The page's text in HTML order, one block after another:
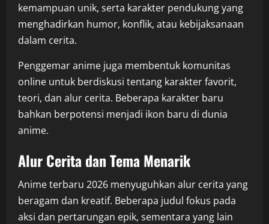
kemampuan unik, serta karakter pendukung yang
menghadirkan humor, konflik, atau kebijaksanaan
dalam cerita.
Penggemar anime juga membentuk komunitas
online untuk berdiskusi tentang karakter favorit,
teori, dan alur cerita. Beberapa karakter baru
bahkan berpotensi menjadi ikon baru di dunia
anime.
Alur Cerita dan Tema Menarik
Anime terbaru 2026 menyuguhkan alur cerita yang
beragam dan kreatif. Beberapa judul fokus pada
aksi dan pertarungan epik, sementara yang lain